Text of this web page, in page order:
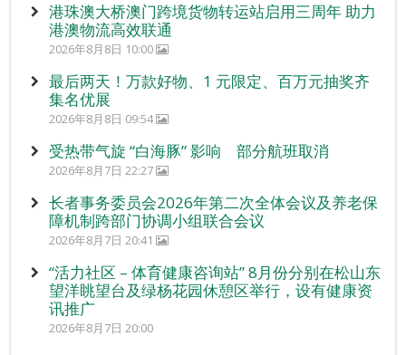
港珠澳大桥澳门跨境货物转运站启用三周年 助力
港澳物流高效联通
2026年8月8日 10:00
最后两天！万款好物、1 元限定、百万元抽奖齐
集名优展
2026年8月8日 09:54
受热带气旋 “白海豚” 影响 部分航班取消
2026年8月7日 22:27
长者事务委员会2026年第二次全体会议及养老保
障机制跨部门协调小组联合会议
2026年8月7日 20:41
“活力社区 – 体育健康咨询站” 8月份分别在松山东
望洋眺望台及绿杨花园休憩区举行，设有健康资
讯推广
2026年8月7日 20:00